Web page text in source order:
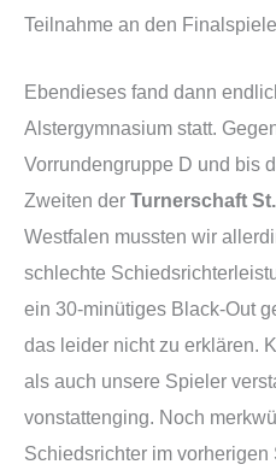
Teilnahme an den
Ebendieses fand dann
Alstergymnasium statt.
Vorrundengruppe D und bis
Zweiten der Turnerschaft
Westfalen mussten wir
schlechte
ein 30-minütiges Black-Out
das leider nicht zu erklären.
als auch unsere Spieler
vonstattenging. Noch
Schiedsrichter im